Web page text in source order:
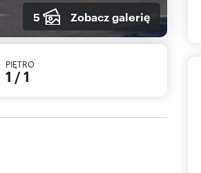
5 Zobacz galerię
PIĘTRO
1 / 1